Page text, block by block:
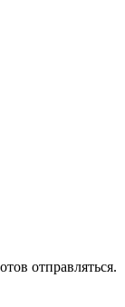
отправляться.